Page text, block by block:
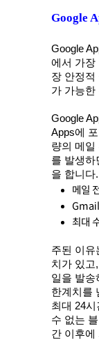
Google
Google
에서 가장
장 안정적
가 가능한
Google
Apps에
량의 메일
를 발생하
을 합니다.
메일
Gmail
최대
주된 이유
치가 있고
일을 발송
한계치를
최대 24
수 없는
간 이후에